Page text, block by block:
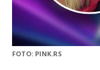
FOTO: PINK.RS